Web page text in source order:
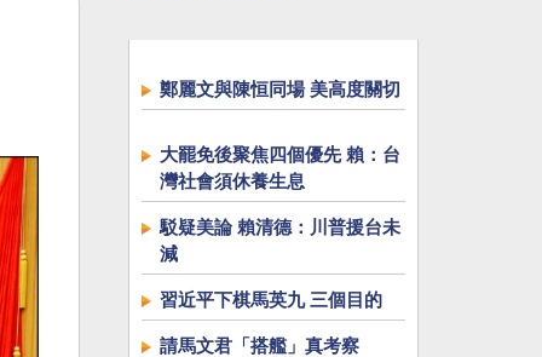
鄭麗文與陳恒同場 美高度關切
大罷免後聚焦四個優先 賴：台
灣社會須休養生息
駁疑美論 賴清德：川普援台未
減
習近平下棋馬英九 三個目的
請馬文君「搭艦」真考察